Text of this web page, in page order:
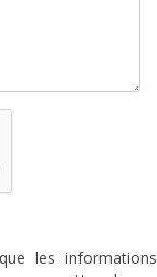
les informations